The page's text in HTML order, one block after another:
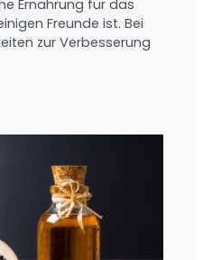
Ernährung für das
Freunde ist. Bei
zur Verbesserung